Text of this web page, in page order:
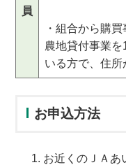
員
・組合から購
農地貸付事業
いる方で、住
お申込方法
お近くのＪＡあ